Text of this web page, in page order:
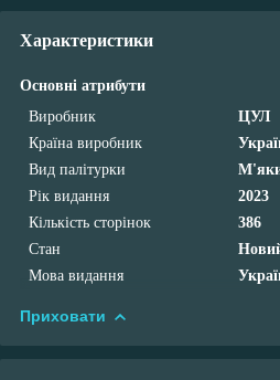
Характеристики
Основні атрибути
Виробник
ЦУЛ
Країна виробник
Вид палітурки
Рік видання
2023
Кількість сторінок
386
Стан
Мова видання
Приховати